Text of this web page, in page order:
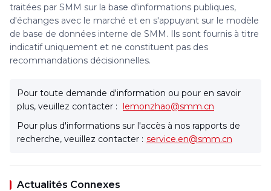
traitées par SMM sur la base d'informations publiques,
d'échanges avec le marché et en s'appuyant sur le modèle
de base de données interne de SMM. Ils sont fournis à titre
indicatif uniquement et ne constituent pas des
recommandations décisionnelles.
Pour toute demande d'information ou pour en savoir
plus, veuillez contacter : lemonzhao@smm.cn
Pour plus d'informations sur l'accès à nos rapports de
recherche, veuillez contacter : service.en@smm.cn
Actualités Connexes